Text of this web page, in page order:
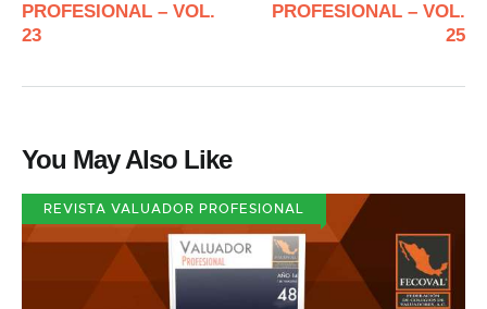
PROFESIONAL – VOL.
23
PROFESIONAL – VOL.
25
You May Also Like
REVISTA VALUADOR PROFESIONAL